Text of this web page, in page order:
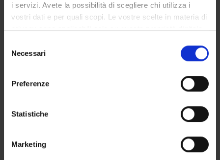
i servizi. Avete la possibilità di scegliere chi utilizza i
vostri dati e per quali scopi. Le vostre scelte in materia di
privacy sono applicabili solo su questa proprietà digitale
modificare o revocare il proprio consenso in qualsiasi
momento dalla Dichiarazione sui cookie o facendo clic
raccogliere informazioni sulla tua posizione
geografica, con un'approssimazione di qualche
Identificare il tuo dispositivo, scansionandolo
delNecessari
Preferenze
Statistiche
Marketing
Rete formativa
Scuola di Specializzazione in
Radiodiagnostica (D.I. 68/2015)
Esame di profitto teorico-pratico